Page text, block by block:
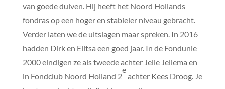
van goede duiven. Hij heeft het Noord Hollands
fondras op een hoger en stabieler niveau gebracht.
Verder laten we de uitslagen maar spreken. In 2016
hadden Dirk en Elitsa een goed jaar. In de Fondunie
2000 eindigen ze als tweede achter Jelle Jellema en
in Fondclub Noord Holland 2
e
achter Kees Droog. Je